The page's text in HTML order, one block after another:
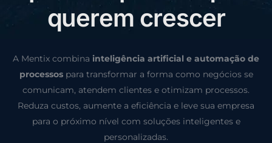
querem crescer
A Mentix combina inteligência artificial e automação de
processospara transformar a forma como negócios se
comunicam, atendem clientes e otimizam processos.
Reduza custos, aumente a eficiência e leve sua empresa
para o próximo nível com soluções inteligentes e
personalizadas.